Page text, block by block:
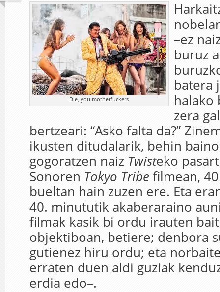
Die, you motherfuckers
–ez
buruz
batera
halako
zera
bertzeari: “Asko falta da?”
ikusten ditudalarik, behin
gogoratzen naiz Twisteko
Sonoren Tokyo Tribe filmean,
bueltan hain zuzen ere. Eta
40. minututik akaberaraino
filmak kasik bi ordu irauten
objektiboan, betiere; denbora
gutienez hiru ordu; eta
erraten duen aldi guziak
erdia edo–.